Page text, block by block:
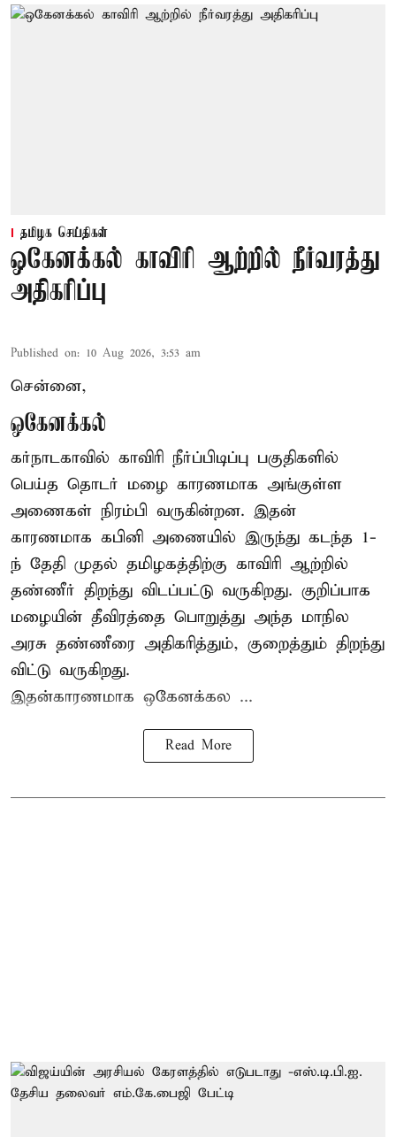
தமிழக செய்திகள்
ஒகேனக்கல் காவிரி ஆற்றில் நீர்வரத்து
அதிகரிப்பு
Published on: 10 Aug 2026, 3:53 am
சென்னை,
ஒகேனக்கல்
கர்நாடகாவில் காவிரி நீர்ப்பிடிப்பு பகுதிகளில்
பெய்த தொடர் மழை காரணமாக அங்குள்ள
அணைகள் நிரம்பி வருகின்றன. இதன்
காரணமாக கபினி அணையில் இருந்து கடந்த 1-
ந் தேதி முதல் தமிழகத்திற்கு காவிரி ஆற்றில்
தண்ணீர் திறந்து விடப்பட்டு வருகிறது. குறிப்பாக
மழையின் தீவிரத்தை பொறுத்து அந்த மாநில
அரசு தண்ணீரை அதிகரித்தும், குறைத்தும் திறந்து
விட்டு வருகிறது.
இதன்காரணமாக ஒகேனக்கல ...
Read More